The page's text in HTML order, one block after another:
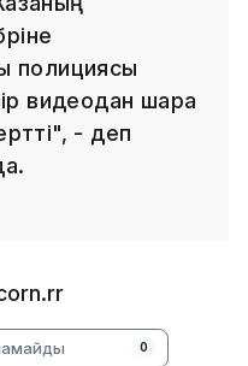
полициясы
видеодан шара
- деп
0